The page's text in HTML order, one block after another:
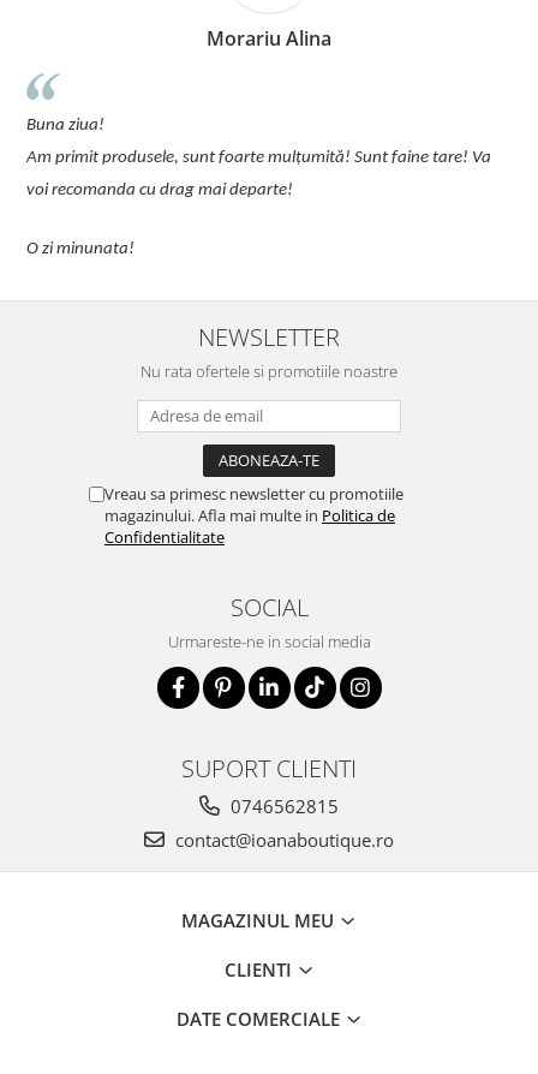
Morariu Alina
Buna ziua!
Am primit produsele, sunt foarte mulțumită! Sunt faine tare! Va
voi recomanda cu drag mai departe!
O zi minunata!
NEWSLETTER
Nu rata ofertele si promotiile noastre
Vreau sa primesc newsletter cu promotiile
magazinului. Afla mai multe in Politica de
Confidentialitate
SOCIAL
Urmareste-ne in social media
SUPORT CLIENTI
0746562815
contact@ioanaboutique.ro
MAGAZINUL MEU
CLIENTI
DATE COMERCIALE